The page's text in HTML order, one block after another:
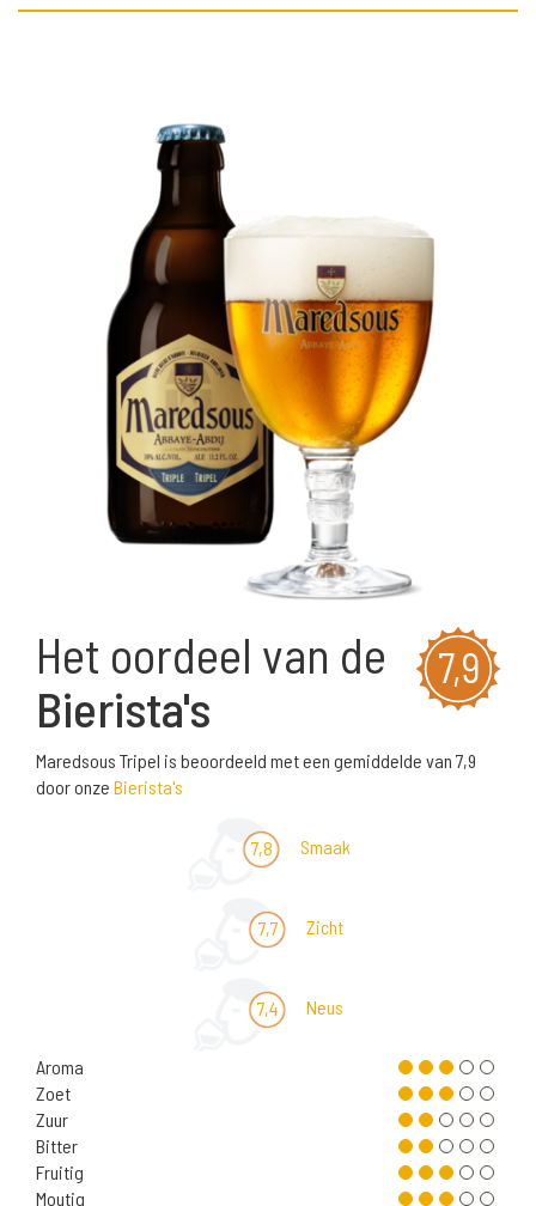
7,9
Het oordeel van de
Bierista's
Maredsous Tripel is beoordeeld met een gemiddelde van 7,9
door onze Bierista's
7,8 Smaak
7,7 Zicht
7,4 Neus
Aroma
Zoet
Zuur
Bitter
Fruitig
Moutig